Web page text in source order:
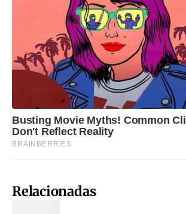
Relacionadas